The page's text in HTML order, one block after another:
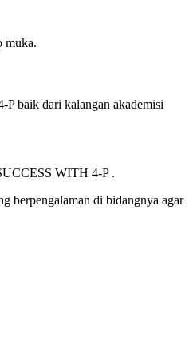
muka.
baik dari kalangan akademisi
WITH 4-P .
berpengalaman di bidangnya agar